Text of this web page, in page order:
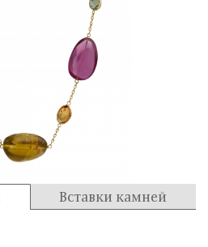
Вставки камней